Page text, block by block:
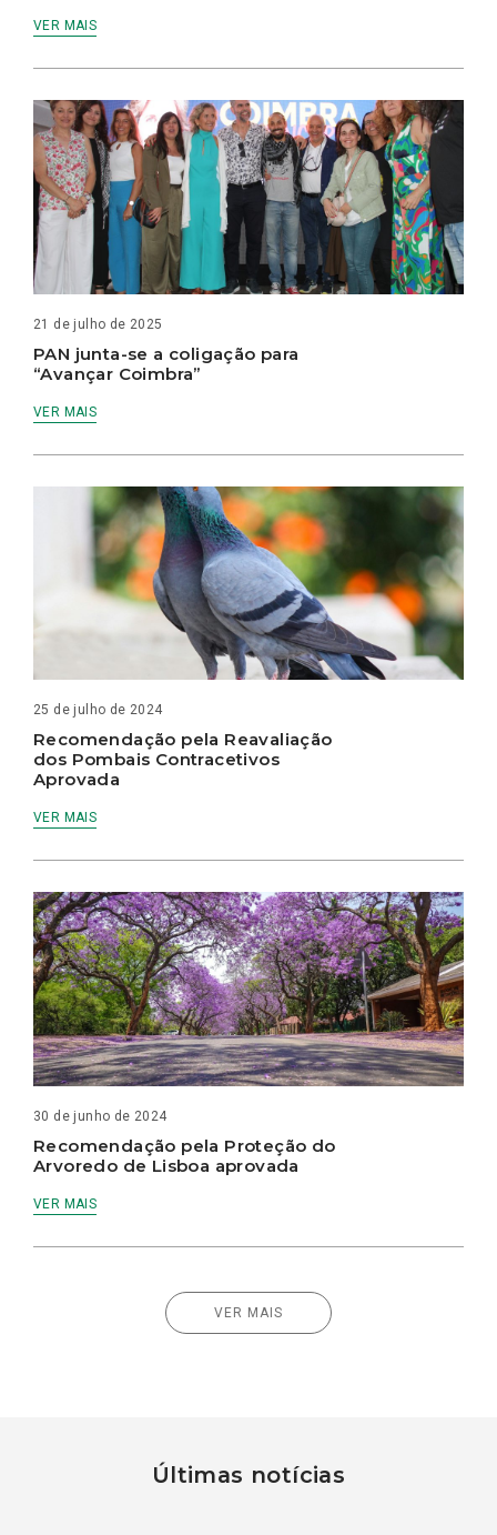
VER MAIS
21 de julho de 2025
PAN junta-se a coligação para
“Avançar Coimbra”
VER MAIS
25 de julho de 2024
Recomendação pela Reavaliação
dos Pombais Contracetivos
Aprovada
VER MAIS
30 de junho de 2024
Recomendação pela Proteção do
Arvoredo de Lisboa aprovada
VER MAIS
VER MAIS
Últimas notícias